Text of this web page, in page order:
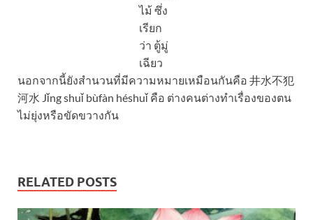
ไม้ ซึ่ง
เรียก
ว่า ตู้มู่
เฉียว
นอกจากนี้ยังสำนวนที่มีความหมายเหมือนกันคือ 井水不犯
河水 Jǐng shuǐ bùfàn héshuǐ คือ ต่างคนต่างทำเรื่องของตน
ไม่ยุ่งหรือขัดขวางกัน
RELATED POSTS